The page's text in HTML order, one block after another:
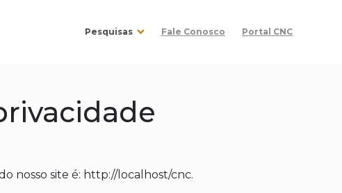
Pesquisas Fale Conosco Portal CNC
nosso site é: http://localhost/cnc.